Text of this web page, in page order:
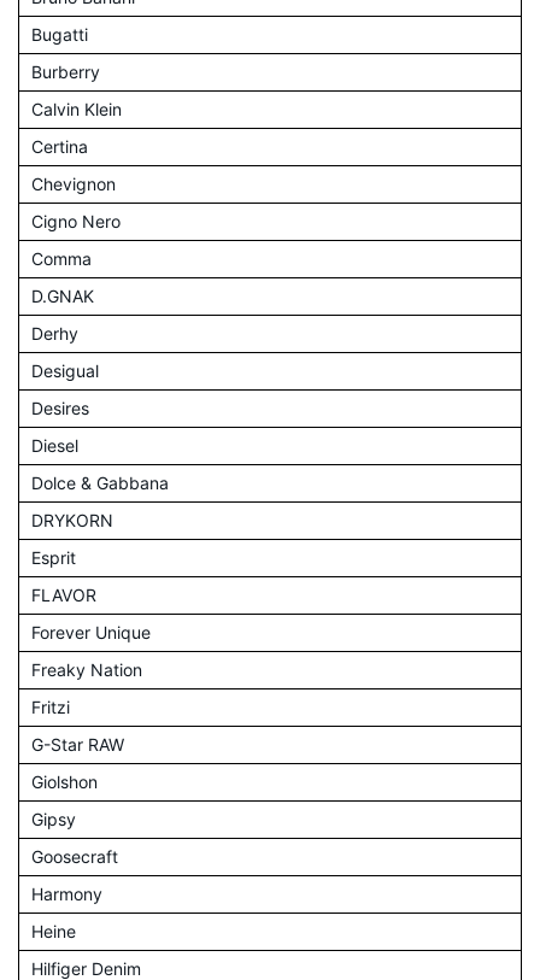
Bugatti
Burberry
Calvin Klein
Certina
Chevignon
Cigno Nero
Comma
D.GNAK
Derhy
Desigual
Desires
Diesel
Dolce & Gabbana
DRYKORN
Esprit
FLAVOR
Forever Unique
Freaky Nation
Fritzi
G-Star RAW
Giolshon
Gipsy
Goosecraft
Harmony
Heine
Hilfiger Denim